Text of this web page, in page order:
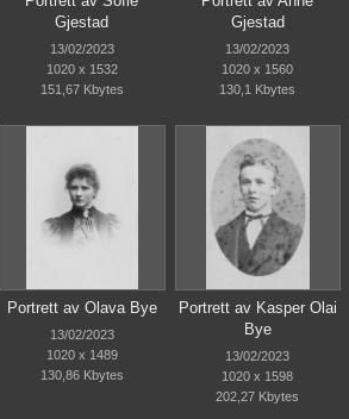
Gjestad
13/02/2023
1020 x 1532
151,67 Kbytes
Gjestad
13/02/2023
1020 x 1560
130,1 Kbytes
Portrett av Olava Bye
13/02/2023
1020 x 1489
130,86 Kbytes
Portrett av Kasper Olai
Bye
13/02/2023
1020 x 1598
202,27 Kbytes